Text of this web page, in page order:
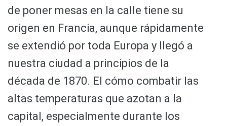
de poner mesas en la calle tiene su
origen en Francia, aunque rápidamente
se extendió por toda Europa y llegó a
nuestra ciudad a principios de la
década de 1870. El cómo combatir las
altas temperaturas que azotan a la
capital, especialmente durante los